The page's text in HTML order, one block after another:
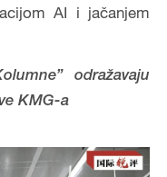
AI i jačanjem
odražavaju
KMG-a